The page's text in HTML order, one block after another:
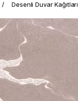
Desenli Duvar Kağıtları